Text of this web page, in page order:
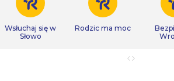
Wsłuchaj się w
Słowo
Rodzic ma moc